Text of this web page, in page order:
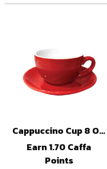
Cappuccino Cup 8 Oz.
Earn 1.70 Caffa
Points